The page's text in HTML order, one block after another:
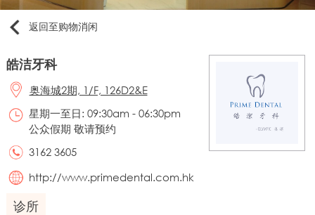
返回至购物消闲
皓洁牙科
奥海城2期, 1/F, 126D2&E
星期一至日: 09:30am - 06:30pm
公众假期 敬请预约
3162 3605
http://www.primedental.com.hk
诊所